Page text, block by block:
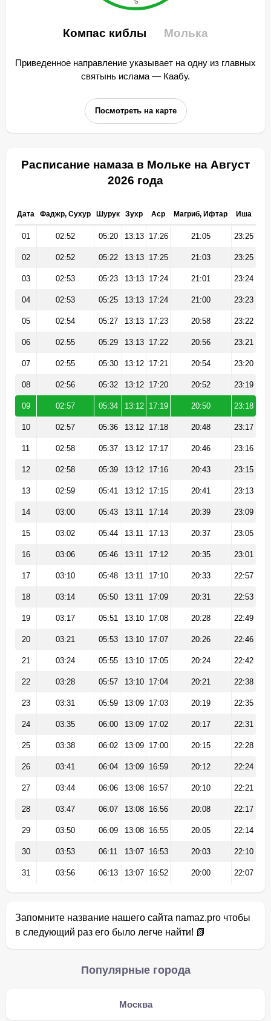
Компас киблы Молька
Приведенное направление указывает на одну из главных
святынь ислама — Каабу.
Посмотреть на карте
Расписание намаза в Мольке на Август
2026 года
Дата Фаджр, Сухур Шурук Зухр Аср Магриб, Ифтар Иша
01 02:52 05:20 13:13 17:26 21:05 23:25
02 02:52 05:22 13:13 17:25 21:03 23:25
03 02:53 05:23 13:13 17:24 21:01 23:24
04 02:53 05:25 13:13 17:24 21:00 23:23
05 02:54 05:27 13:13 17:23 20:58 23:22
06 02:55 05:29 13:13 17:22 20:56 23:21
07 02:55 05:30 13:12 17:21 20:54 23:20
08 02:56 05:32 13:12 17:20 20:52 23:19
09 02:57 05:34 13:12 17:19 20:50 23:18
10 02:57 05:36 13:12 17:18 20:48 23:17
11 02:58 05:37 13:12 17:17 20:46 23:16
12 02:58 05:39 13:12 17:16 20:43 23:15
13 02:59 05:41 13:12 17:15 20:41 23:13
14 03:00 05:43 13:11 17:14 20:39 23:09
15 03:02 05:44 13:11 17:13 20:37 23:05
16 03:06 05:46 13:11 17:12 20:35 23:01
17 03:10 05:48 13:11 17:10 20:33 22:57
18 03:14 05:50 13:11 17:09 20:31 22:53
19 03:17 05:51 13:10 17:08 20:28 22:49
20 03:21 05:53 13:10 17:07 20:26 22:46
21 03:24 05:55 13:10 17:05 20:24 22:42
22 03:28 05:57 13:10 17:04 20:21 22:38
23 03:31 05:59 13:09 17:03 20:19 22:35
24 03:35 06:00 13:09 17:02 20:17 22:31
25 03:38 06:02 13:09 17:00 20:15 22:28
26 03:41 06:04 13:09 16:59 20:12 22:24
27 03:44 06:06 13:08 16:57 20:10 22:21
28 03:47 06:07 13:08 16:56 20:08 22:17
29 03:50 06:09 13:08 16:55 20:05 22:14
30 03:53 06:11 13:07 16:53 20:03 22:10
31 03:56 06:13 13:07 16:52 20:00 22:07
Запомните название нашего сайта namaz.pro чтобы
в следующий раз его было легче найти! 📗
Популярные города
Москва